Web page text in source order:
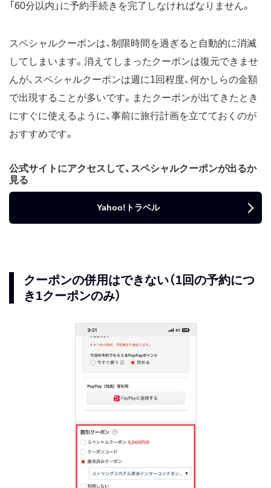
「60分以内」に予約手続きを完了しなければなりません。
スペシャルクーポンは、制限時間を過ぎると自動的に消滅
してしまいます。消えてしまったクーポンは復元できませ
んが、スペシャルクーポンは週に1回程度、何かしらの金額
で出現することが多いです。またクーポンが出てきたとき
にすぐに使えるように、事前に旅行計画を立てておくのが
おすすめです。
公式サイトにアクセスして、スペシャルクーポンが出るか
見る
Yahoo!トラベル
クーポンの併用はできない（1回の予約につ
き1クーポンのみ）